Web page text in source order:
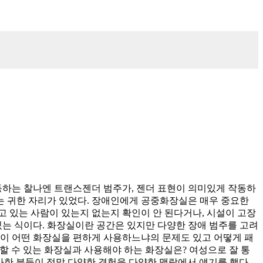
는 찰나엔 트랜스젠더 범주가, 젠더 표현이 의미있게 작동하
한 자리가 있었다. 장애인에게 공중화장실은 매우 중요한
있는 사람이 있는지 없는지 확인이 안 된다거나, 시설이 고장
식이다. 화장실이란 공간은 있지만 다양한 장애 범주를 고려
어떤 화장실을 편하게 사용하느냐의 문제도 있고 어떻게 패
수 있는 화장실과 사용해야 하는 화장실은? 여성으로 잘 통